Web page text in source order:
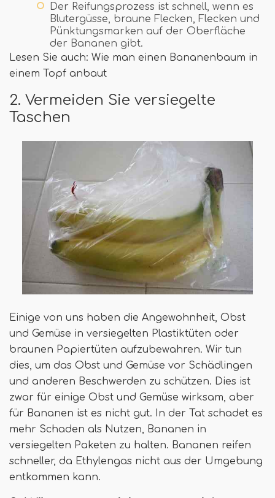
Der Reifungsprozess ist schnell, wenn es
Blutergüsse, braune Flecken, Flecken und
Pünktungsmarken auf der Oberfläche
der Bananen gibt.
Lesen Sie auch: Wie man einen Bananenbaum in
einem Topf anbaut
2. Vermeiden Sie versiegelte
Taschen
Einige von uns haben die Angewohnheit, Obst
und Gemüse in versiegelten Plastiktüten oder
braunen Papiertüten aufzubewahren. Wir tun
dies, um das Obst und Gemüse vor Schädlingen
und anderen Beschwerden zu schützen. Dies ist
zwar für einige Obst und Gemüse wirksam, aber
für Bananen ist es nicht gut. In der Tat schadet es
mehr Schaden als Nutzen, Bananen in
versiegelten Paketen zu halten. Bananen reifen
schneller, da Ethylengas nicht aus der Umgebung
entkommen kann.